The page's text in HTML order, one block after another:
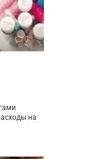
0
на